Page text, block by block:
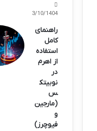
13/10/1404
راهنمای
کامل
استفاده
از اهرم
در
نوبیتک
س
(مارجین
و
فیوچرز)